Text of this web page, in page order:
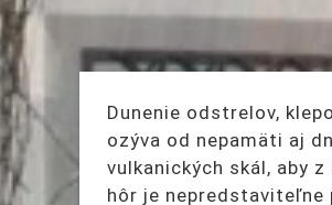
Dunenie odstrelov,
ozýva od nepamäti aj
vulkanických skál, aby
hôr je nepredstaviteľne